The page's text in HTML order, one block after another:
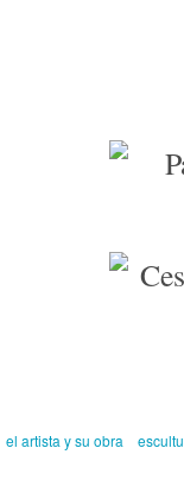
el artista y su obra